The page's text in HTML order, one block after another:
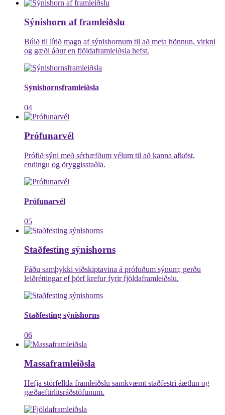
Sýnishorn af framleiðslu
Búið til lítið magn af sýnishornum til að meta hönnun, virkni
og gæði áður en fjöldaframleiðsla hefst.
Sýnishornsframleiðsla
04
Prófunarvél
Prófið sýni með sérhæfðum vélum til að kanna afköst,
endingu og öryggisstaðla.
Prófunarvél
05
Staðfesting sýnishorns
Fáðu samþykki viðskiptavina á prófuðum sýnum; gerðu
leiðréttingar ef þörf krefur fyrir fjöldaframleiðslu.
Staðfesting sýnishorns
06
Massaframleiðsla
Hefja stórfellda framleiðslu samkvæmt staðfestri áætlun og
gæðaeftirlitsráðstöfunum.